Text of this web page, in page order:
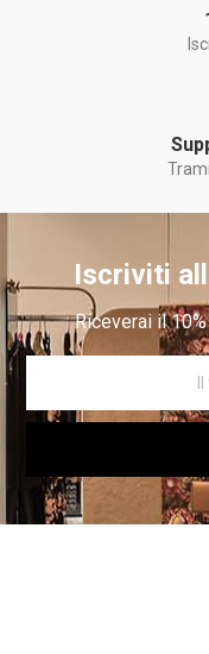
Iscriviti
Riceverai il